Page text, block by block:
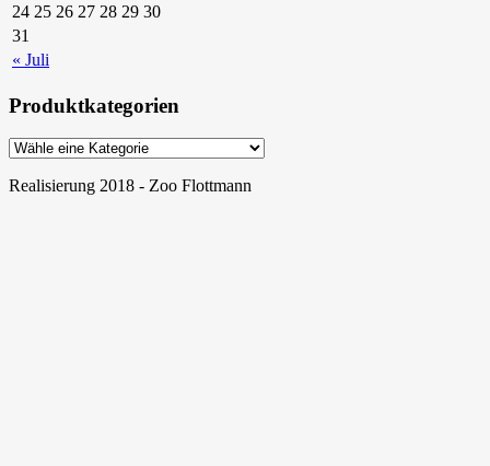
« Juli
24 25 26 27 28 29 30
31
Produktkategorien
Realisierung 2018 - Zoo Flottmann